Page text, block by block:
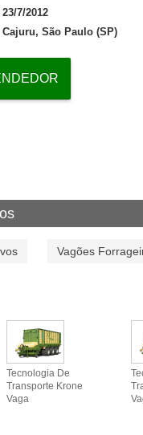
23/7/2012
Cajuru, São Paulo (SP)
Vagões
Tecnologia De
Transporte Krone
Vaga